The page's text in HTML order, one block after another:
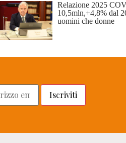
Relazione 2025
10,5mln,+4,8% dal
uomini che donne